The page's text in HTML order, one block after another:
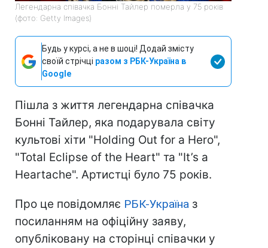
Легендарна співачка Бонні Тайлер померла у 75 років
(фото: Getty Images)
Будь у курсі, а не в шоці! Додай змісту
своїй стрічці разом з РБК-Україна в
Google
Пішла з життя легендарна співачка
Бонні Тайлер, яка подарувала світу
культові хіти "Holding Out for a Hero",
"Total Eclipse of the Heart" та "It’s a
Heartache". Артистці було 75 років.
Про це повідомляє РБК-Україна з
посиланням на офіційну заяву,
опубліковану на сторінці співачки у